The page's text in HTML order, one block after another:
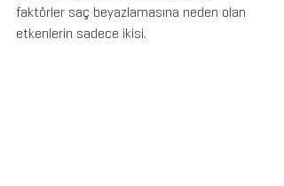
faktörler saç beyazlamasına neden olan
etkenlerin sadece ikisi.